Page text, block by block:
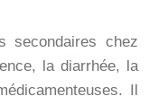
secondaires chez
la diarrhée, la
Il